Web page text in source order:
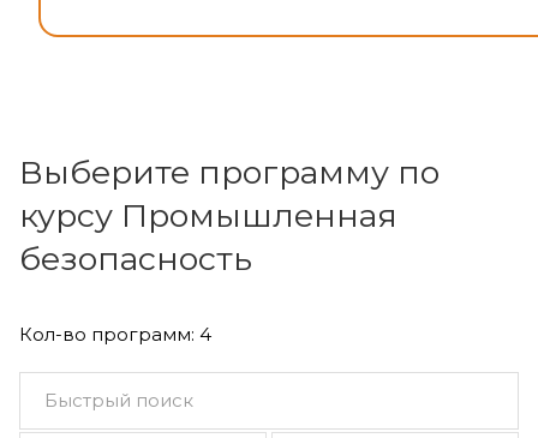
Выберите программу по
курсу Промышленная
безопасность
Кол-во программ: 4